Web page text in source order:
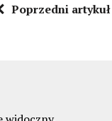
Poprzedni artykuł